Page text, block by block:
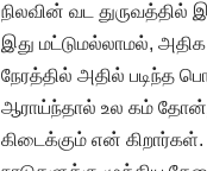
நிலவின் வட துருவத்தில்
இது மட்டுமல்லாமல்,
நேரத்தில் அதில் படிந்த
ஆராய்ந்தால் உல கம்
கிடைக்கும் என்